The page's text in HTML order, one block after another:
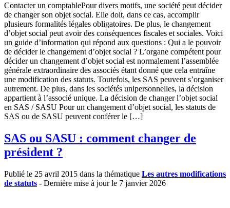
Contacter un comptablePour divers motifs, une société peut décider
de changer son objet social. Elle doit, dans ce cas, accomplir
plusieurs formalités légales obligatoires. De plus, le changement
d’objet social peut avoir des conséquences fiscales et sociales. Voici
un guide d’information qui répond aux questions : Qui a le pouvoir
de décider le changement d’objet social ? L’organe compétent pour
décider un changement d’objet social est normalement l’assemblée
générale extraordinaire des associés étant donné que cela entraîne
une modification des statuts. Toutefois, les SAS peuvent s’organiser
autrement. De plus, dans les sociétés unipersonnelles, la décision
appartient à l’associé unique. La décision de changer l’objet social
en SAS / SASU Pour un changement d’objet social, les statuts de
SAS ou de SASU peuvent conférer le […]
SAS ou SASU : comment changer de
président ?
Publié le 25 avril 2015 dans la thématique Les autres modifications
de statuts - Dernière mise à jour le 7 janvier 2026